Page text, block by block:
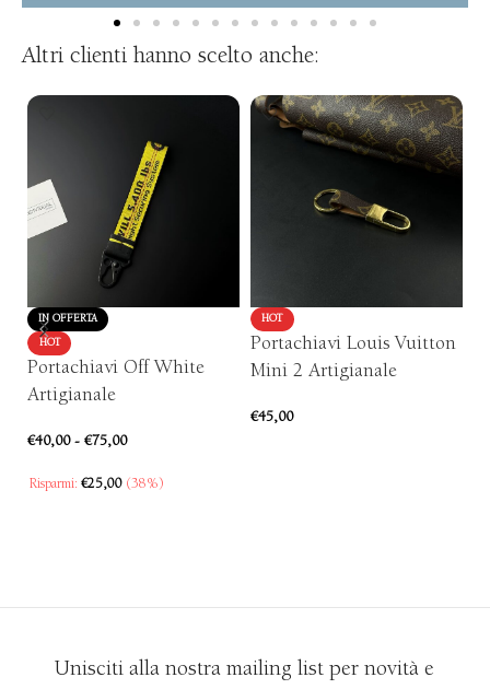
Altri clienti hanno scelto anche:
IN OFFERTA
HOT
Portachiavi Off White
Artigianale
€40,00 - €75,00
Risparmi: €25,00 (38%)
HOT
Portachiavi Louis Vuitton
Mini 2 Artigianale
€45,00
Unisciti alla nostra mailing list per novità e